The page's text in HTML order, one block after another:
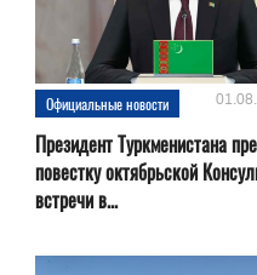
Официальные новости
Президент Туркменистана
повестку октябрьской
встречи в...